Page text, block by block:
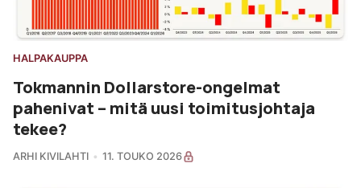
HALPAKAUPPA
Tokmannin Dollarstore-ongelmat
pahenivat – mitä uusi toimitusjohtaja
tekee?
ARHI KIVILAHTI 11. TOUKO 2026